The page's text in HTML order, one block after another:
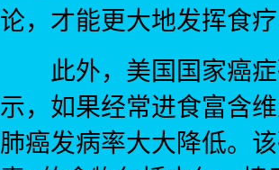
论，才能更大地发挥食
此外，美国国家癌症
示，如果经常进食富含
肺癌发病率大大降低。